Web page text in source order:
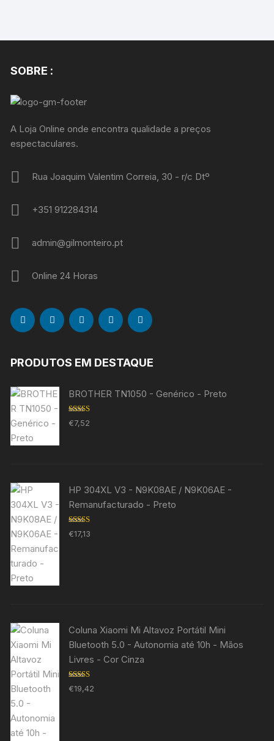
SOBRE :
A Loja Online onde encontra qualidade a preços
espectaculares.
Rua Joaquim Valentim Correia, 30 - r/c Dtº
+351 912284314
admin@gilmonteiro.pt
Online 24 Horas
PRODUTOS EM DESTAQUE
BROTHER TN1050 - Genérico - Preto
Avaliação
5.00de 5
€7,52
HP 304XL V3 - N9K08AE / N9K06AE -
Remanufacturado - Preto
Avaliação
5.00 de 5
€17,13
Coluna Xiaomi Mi Altavoz Portátil Mini
Bluetooth 5.0 - Autonomia até 10h - Mãos
Livres - Cor Cinza
Avaliação
5.00de 5
€19,42